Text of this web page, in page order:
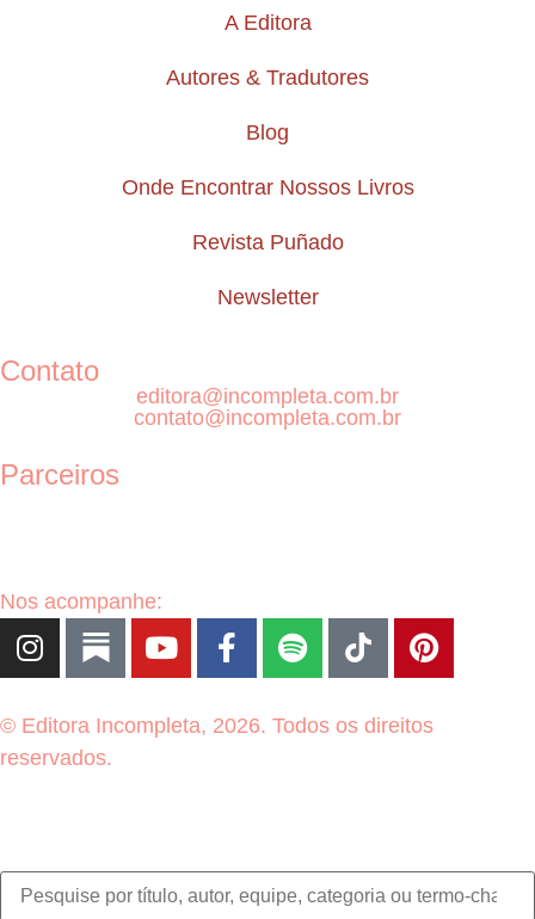
A Editora
Autores & Tradutores
Blog
Onde Encontrar Nossos Livros
Revista Puñado
Newsletter
Contato
editora@incompleta.com.br
contato@incompleta.com.br
Parceiros
Nos acompanhe:
© Editora Incompleta, 2026. Todos os direitos
reservados.